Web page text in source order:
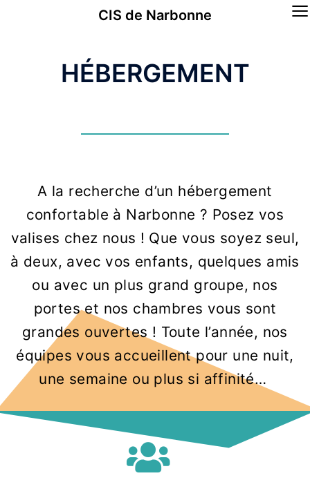
CIS de Narbonne ≡
HÉBERGEMENT
A la recherche d’un hébergement
confortable à Narbonne ? Posez vos
valises chez nous ! Que vous soyez seul,
à deux, avec vos enfants, quelques amis
ou avec un plus grand groupe, nos
portes et nos chambres vous sont
grandes ouvertes ! Toute l’année, nos
équipes vous accueillent pour une nuit,
une semaine ou plus si affinité…